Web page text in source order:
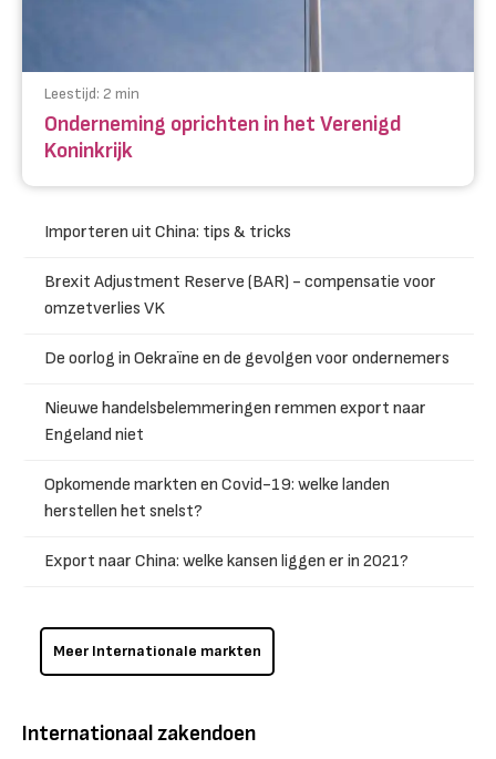
Leestijd: 2 min
Onderneming oprichten in het Verenigd
Koninkrijk
Importeren uit China: tips & tricks
Brexit Adjustment Reserve (BAR) - compensatie voor
omzetverlies VK
De oorlog in Oekraïne en de gevolgen voor ondernemers
Nieuwe handelsbelemmeringen remmen export naar
Engeland niet
Opkomende markten en Covid-19: welke landen
herstellen het snelst?
Export naar China: welke kansen liggen er in 2021?
Meer Internationale markten
Internationaal zakendoen